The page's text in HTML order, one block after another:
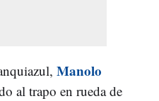
Manolo
al trapo en rueda de